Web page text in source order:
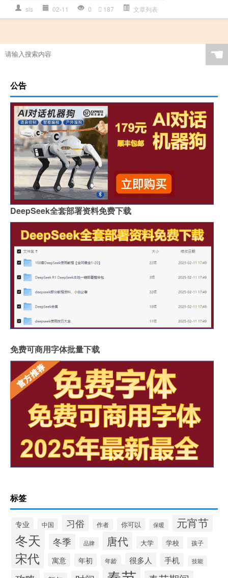
sls 02-11 0 187 文章列表
☚
公告
DeepSeek全套部署资料免费下载
免费可商用字体批量下载
标签
专业 中国 习俗 作者 你可以 保暖 元宵节
冬天 冬季 品牌 唐代 大学 学校 孩子
宋代 寓意 年初 年龄 很多人 手机 技能